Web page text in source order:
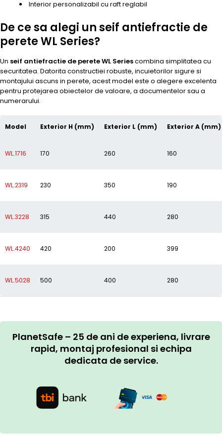
Interior personalizabil cu raft reglabil
De ce sa alegi un seif antiefractie de
perete WL Series?
Un seif antiefractie de perete WL Seriescombina simplitatea cu
securitatea. Datorita constructiei robuste, incuietorilor sigure si
montajului ascuns in perete, acest model este o alegere excelenta
pentru protejarea obiectelor de valoare, a documentelor sau a
numerarului.
Model Exterior H (mm) Exterior L (mm) Exterior A (mm)
WL.1716 170 260 160
WL.2319 230 350 190
WL.3228 315 440 280
WL.4240 420 200 399
WL.5028 500 400 280
PlanetSafe – 25 de ani de experiena, livrare
rapid, montaj profesional si echipa
dedicata de service.